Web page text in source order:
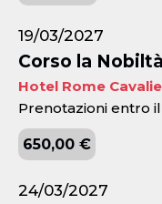
19/03/2027
Corso la
Hotel Rome
Prenotazioni entro
650,00 €
24/03/2027